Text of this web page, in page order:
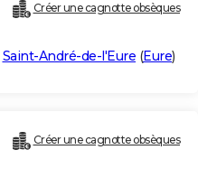
Créer une cagnotte obsèques
Saint-André-de-l'Eure (Eure)
Créer une cagnotte obsèques